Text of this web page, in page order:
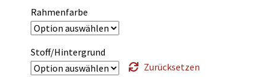
Rahmenfarbe
Stoff/Hintergrund
Zurücksetzen